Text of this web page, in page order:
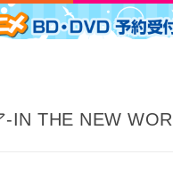
-IN THE NEW